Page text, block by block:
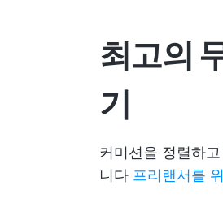
최고의
기
커미션을 정렬하
니다 프리랜서를